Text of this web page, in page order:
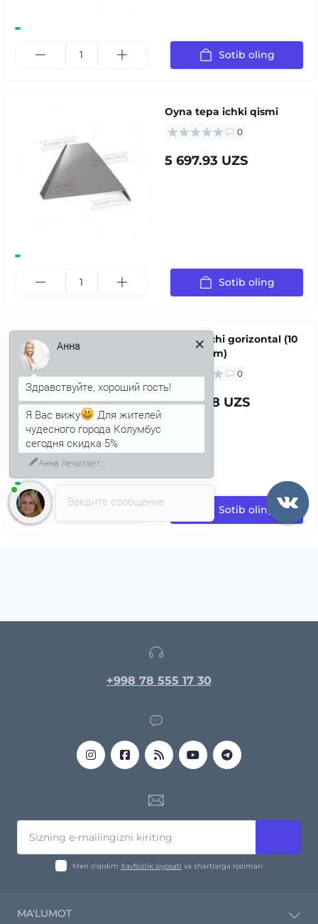
Sotib oling
Oyna tepa ichki qismi
0
5 697.93 UZS
Sotib oling
Toʻldiruvchi gorizontal (10
mm x 30 m)
0
7 436.28 UZS
Sotib oling
+998 78 555 17 30
Men o‘qidim Xavfsizlik siyosati va shartlarga roziman
MA'LUMOT
Введите сообщение
Здравствуйте, хороший гость!
Я Вас вижу
Для жителей
чудесного города Колумбус
сегодня скидка 5%